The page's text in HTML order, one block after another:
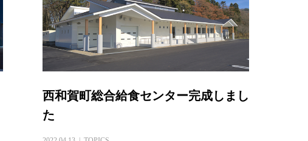
西和賀町総合給食センター完成しまし
た